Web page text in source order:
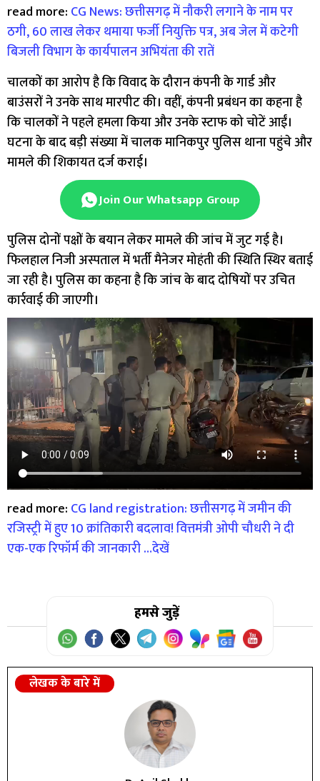
read more: CG News: छत्तीसगढ़ में नौकरी लगाने के नाम पर
ठगी, 60 लाख लेकर थमाया फर्जी नियुक्ति पत्र, अब जेल में कटेगी
बिजली विभाग के कार्यपालन अभियंता की रातें
चालकों का आरोप है कि विवाद के दौरान कंपनी के गार्ड और
बाउंसरों ने उनके साथ मारपीट की। वहीं, कंपनी प्रबंधन का कहना है
कि चालकों ने पहले हमला किया और उनके स्टाफ को चोटें आईं।
घटना के बाद बड़ी संख्या में चालक मानिकपुर पुलिस थाना पहुंचे और
मामले की शिकायत दर्ज कराई।
Join Our Whatsapp Group
पुलिस दोनों पक्षों के बयान लेकर मामले की जांच में जुट गई है।
फिलहाल निजी अस्पताल में भर्ती मैनेजर मोहंती की स्थिति स्थिर बताई
जा रही है। पुलिस का कहना है कि जांच के बाद दोषियों पर उचित
कार्रवाई की जाएगी।
read more: CG land registration: छत्तीसगढ़ में जमीन की
रजिस्ट्री में हुए 10 क्रांतिकारी बदलाव! वित्तमंत्री ओपी चौधरी ने दी
एक-एक रिफॉर्म की जानकारी …देखें
हमसे जुड़ें
लेखक के बारे में